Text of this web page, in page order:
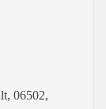
06502,